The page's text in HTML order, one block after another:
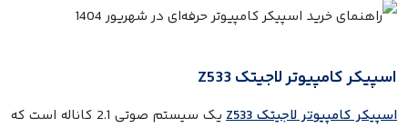
اسپیکر کامپیوتر لاجیتک Z533
اسپیکر کامپیوتر لاجیتک Z533
یک سیستم صوتی 2.1 کاناله است که